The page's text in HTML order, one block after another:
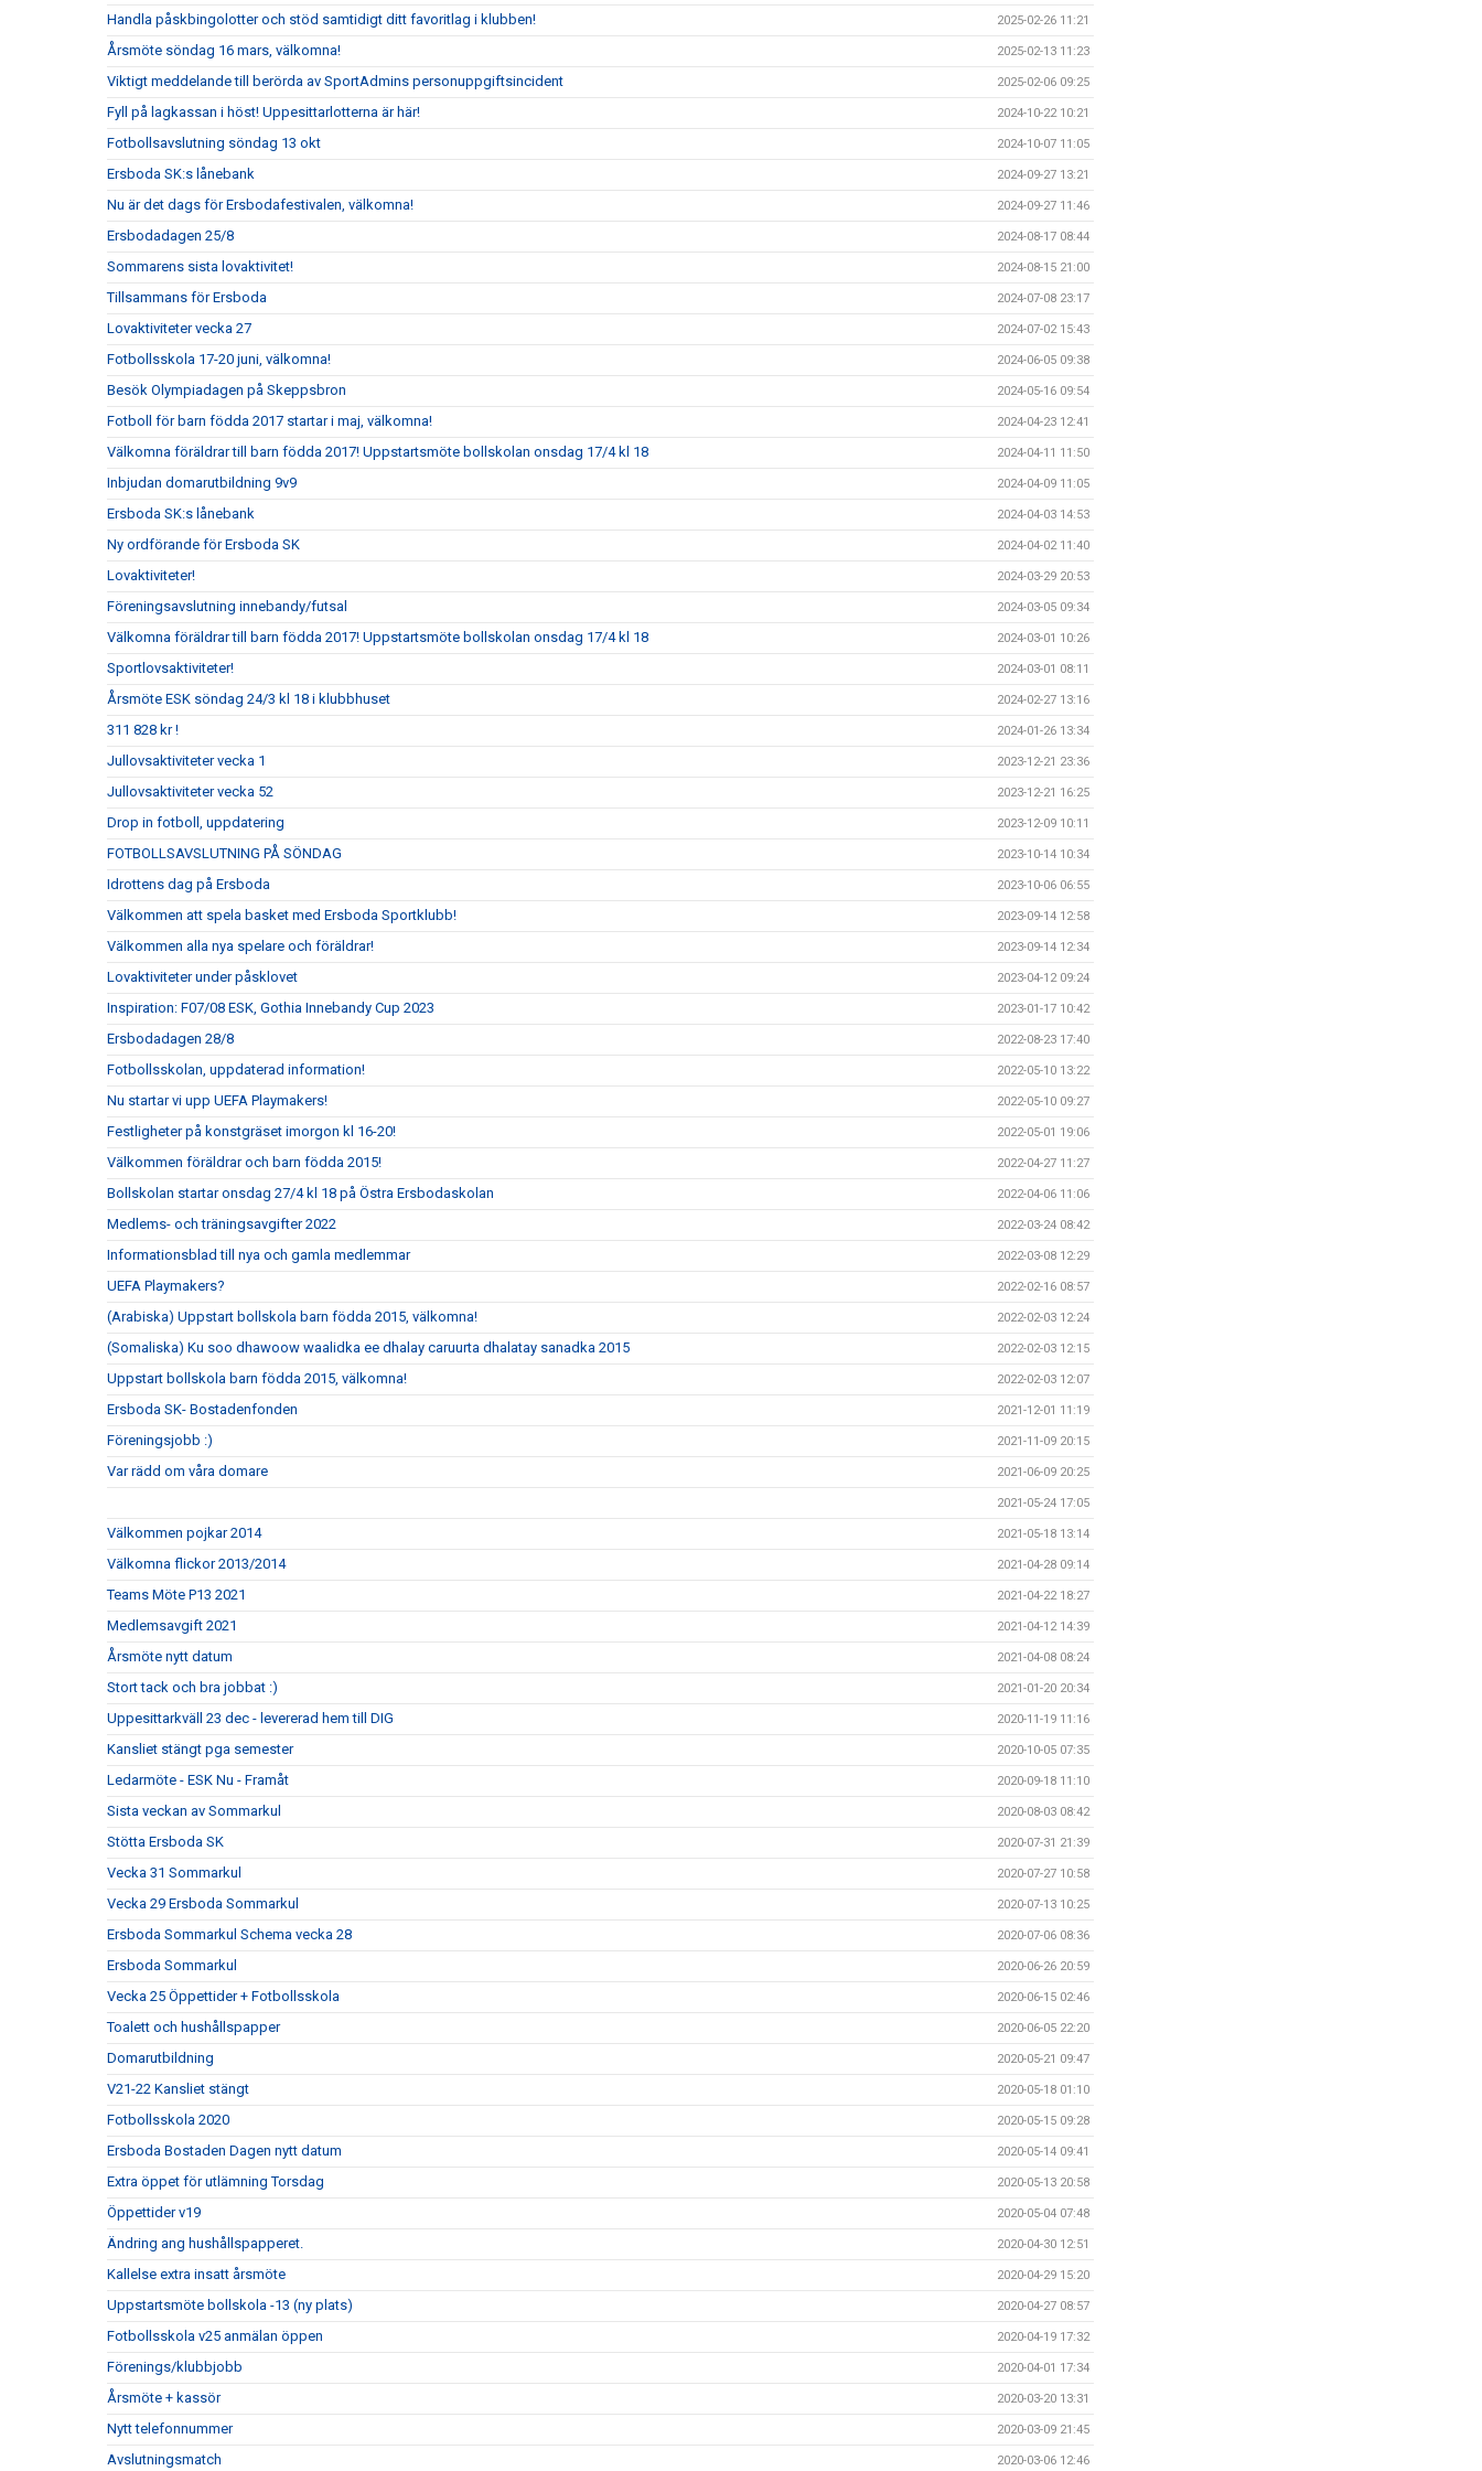
Handla påskbingolotter och stöd samtidigt ditt favoritlag i klubben! 2025-02-26 11:21
Årsmöte söndag 16 mars, välkomna! 2025-02-13 11:23
Viktigt meddelande till berörda av SportAdmins personuppgiftsincident 2025-02-06 09:25
Fyll på lagkassan i höst! Uppesittarlotterna är här! 2024-10-22 10:21
Fotbollsavslutning söndag 13 okt 2024-10-07 11:05
Ersboda SK:s lånebank 2024-09-27 13:21
Nu är det dags för Ersbodafestivalen, välkomna! 2024-09-27 11:46
Ersbodadagen 25/8 2024-08-17 08:44
Sommarens sista lovaktivitet! 2024-08-15 21:00
Tillsammans för Ersboda 2024-07-08 23:17
Lovaktiviteter vecka 27 2024-07-02 15:43
Fotbollsskola 17-20 juni, välkomna! 2024-06-05 09:38
Besök Olympiadagen på Skeppsbron 2024-05-16 09:54
Fotboll för barn födda 2017 startar i maj, välkomna! 2024-04-23 12:41
Välkomna föräldrar till barn födda 2017! Uppstartsmöte bollskolan onsdag 17/4 kl 18 2024-04-11 11:50
Inbjudan domarutbildning 9v9 2024-04-09 11:05
Ersboda SK:s lånebank 2024-04-03 14:53
Ny ordförande för Ersboda SK 2024-04-02 11:40
Lovaktiviteter! 2024-03-29 20:53
Föreningsavslutning innebandy/futsal 2024-03-05 09:34
Välkomna föräldrar till barn födda 2017! Uppstartsmöte bollskolan onsdag 17/4 kl 18 2024-03-01 10:26
Sportlovsaktiviteter! 2024-03-01 08:11
Årsmöte ESK söndag 24/3 kl 18 i klubbhuset 2024-02-27 13:16
311 828 kr ! 2024-01-26 13:34
Jullovsaktiviteter vecka 1 2023-12-21 23:36
Jullovsaktiviteter vecka 52 2023-12-21 16:25
Drop in fotboll, uppdatering 2023-12-09 10:11
FOTBOLLSAVSLUTNING PÅ SÖNDAG 2023-10-14 10:34
Idrottens dag på Ersboda 2023-10-06 06:55
Välkommen att spela basket med Ersboda Sportklubb! 2023-09-14 12:58
Välkommen alla nya spelare och föräldrar! 2023-09-14 12:34
Lovaktiviteter under påsklovet 2023-04-12 09:24
Inspiration: F07/08 ESK, Gothia Innebandy Cup 2023 2023-01-17 10:42
Ersbodadagen 28/8 2022-08-23 17:40
Fotbollsskolan, uppdaterad information! 2022-05-10 13:22
Nu startar vi upp UEFA Playmakers! 2022-05-10 09:27
Festligheter på konstgräset imorgon kl 16-20! 2022-05-01 19:06
Välkommen föräldrar och barn födda 2015! 2022-04-27 11:27
Bollskolan startar onsdag 27/4 kl 18 på Östra Ersbodaskolan 2022-04-06 11:06
Medlems- och träningsavgifter 2022 2022-03-24 08:42
Informationsblad till nya och gamla medlemmar 2022-03-08 12:29
UEFA Playmakers? 2022-02-16 08:57
(Arabiska) Uppstart bollskola barn födda 2015, välkomna! 2022-02-03 12:24
(Somaliska) Ku soo dhawoow waalidka ee dhalay caruurta dhalatay sanadka 2015 2022-02-03 12:15
Uppstart bollskola barn födda 2015, välkomna! 2022-02-03 12:07
Ersboda SK- Bostadenfonden 2021-12-01 11:19
Föreningsjobb :) 2021-11-09 20:15
Var rädd om våra domare 2021-06-09 20:25
2021-05-24 17:05
Välkommen pojkar 2014 2021-05-18 13:14
Välkomna flickor 2013/2014 2021-04-28 09:14
Teams Möte P13 2021 2021-04-22 18:27
Medlemsavgift 2021 2021-04-12 14:39
Årsmöte nytt datum 2021-04-08 08:24
Stort tack och bra jobbat :) 2021-01-20 20:34
Uppesittarkväll 23 dec - levererad hem till DIG 2020-11-19 11:16
Kansliet stängt pga semester 2020-10-05 07:35
Ledarmöte - ESK Nu - Framåt 2020-09-18 11:10
Sista veckan av Sommarkul 2020-08-03 08:42
Stötta Ersboda SK 2020-07-31 21:39
Vecka 31 Sommarkul 2020-07-27 10:58
Vecka 29 Ersboda Sommarkul 2020-07-13 10:25
Ersboda Sommarkul Schema vecka 28 2020-07-06 08:36
Ersboda Sommarkul 2020-06-26 20:59
Vecka 25 Öppettider + Fotbollsskola 2020-06-15 02:46
Toalett och hushållspapper 2020-06-05 22:20
Domarutbildning 2020-05-21 09:47
V21-22 Kansliet stängt 2020-05-18 01:10
Fotbollsskola 2020 2020-05-15 09:28
Ersboda Bostaden Dagen nytt datum 2020-05-14 09:41
Extra öppet för utlämning Torsdag 2020-05-13 20:58
Öppettider v19 2020-05-04 07:48
Ändring ang hushållspapperet. 2020-04-30 12:51
Kallelse extra insatt årsmöte 2020-04-29 15:20
Uppstartsmöte bollskola -13 (ny plats) 2020-04-27 08:57
Fotbollsskola v25 anmälan öppen 2020-04-19 17:32
Förenings/klubbjobb 2020-04-01 17:34
Årsmöte + kassör 2020-03-20 13:31
Nytt telefonnummer 2020-03-09 21:45
Avslutningsmatch 2020-03-06 12:46